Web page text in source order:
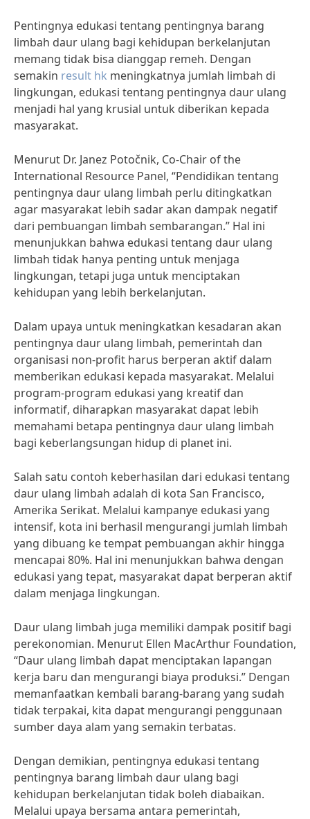
Pentingnya edukasi tentang pentingnya barang
limbah daur ulang bagi kehidupan berkelanjutan
memang tidak bisa dianggap remeh. Dengan
semakin result hk meningkatnya jumlah limbah di
lingkungan, edukasi tentang pentingnya daur ulang
menjadi hal yang krusial untuk diberikan kepada
masyarakat.
Menurut Dr. Janez Potočnik, Co-Chair of the
International Resource Panel, “Pendidikan tentang
pentingnya daur ulang limbah perlu ditingkatkan
agar masyarakat lebih sadar akan dampak negatif
dari pembuangan limbah sembarangan.” Hal ini
menunjukkan bahwa edukasi tentang daur ulang
limbah tidak hanya penting untuk menjaga
lingkungan, tetapi juga untuk menciptakan
kehidupan yang lebih berkelanjutan.
Dalam upaya untuk meningkatkan kesadaran akan
pentingnya daur ulang limbah, pemerintah dan
organisasi non-profit harus berperan aktif dalam
memberikan edukasi kepada masyarakat. Melalui
program-program edukasi yang kreatif dan
informatif, diharapkan masyarakat dapat lebih
memahami betapa pentingnya daur ulang limbah
bagi keberlangsungan hidup di planet ini.
Salah satu contoh keberhasilan dari edukasi tentang
daur ulang limbah adalah di kota San Francisco,
Amerika Serikat. Melalui kampanye edukasi yang
intensif, kota ini berhasil mengurangi jumlah limbah
yang dibuang ke tempat pembuangan akhir hingga
mencapai 80%. Hal ini menunjukkan bahwa dengan
edukasi yang tepat, masyarakat dapat berperan aktif
dalam menjaga lingkungan.
Daur ulang limbah juga memiliki dampak positif bagi
perekonomian. Menurut Ellen MacArthur Foundation,
“Daur ulang limbah dapat menciptakan lapangan
kerja baru dan mengurangi biaya produksi.” Dengan
memanfaatkan kembali barang-barang yang sudah
tidak terpakai, kita dapat mengurangi penggunaan
sumber daya alam yang semakin terbatas.
Dengan demikian, pentingnya edukasi tentang
pentingnya barang limbah daur ulang bagi
kehidupan berkelanjutan tidak boleh diabaikan.
Melalui upaya bersama antara pemerintah,